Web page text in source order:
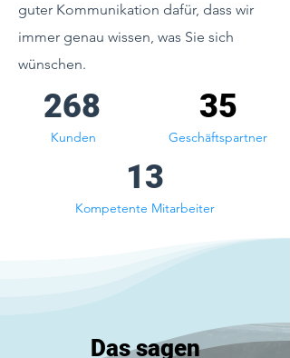
guter Kommunikation dafür, dass wir
immer genau wissen, was Sie sich
wünschen.
268 35
Kunden Geschäftspartner
13
Kompetente Mitarbeiter
Das sagen